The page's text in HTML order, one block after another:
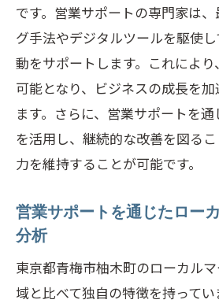
AIと営業サポートの融合
リモート営業サポート
パーソナライズされた
マーケティングオート
サポート
今後の営業サポートの方
躍させる方法
ペルソナ設定とターゲ
効果的な営業キャンペ
です。営業サポートの専門家は
グ手法やデジタルツールを駆使
動をサポートします。これによ
可能となり、ビジネスの成長を
ます。さらに、営業サポートを
を活用し、継続的な改善を図る
力を維持することが可能です。
営業サポートを通じたロー
分析
東京都青梅市柚木町のローカル
域と比べて独自の特徴を持って